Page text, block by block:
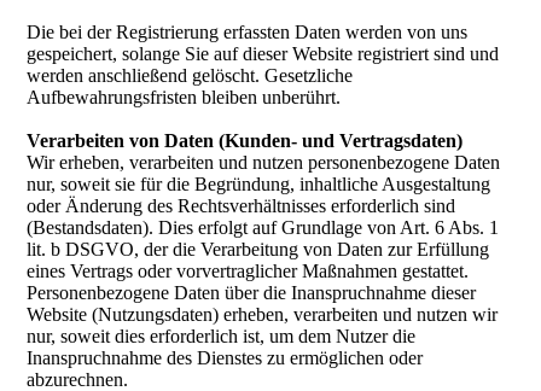
Die bei der Registrierung erfassten Daten werden von uns
gespeichert, solange Sie auf dieser Website registriert sind und
werden anschließend gelöscht. Gesetzliche
Aufbewahrungsfristen bleiben unberührt.
Verarbeiten von Daten (Kunden- und Vertragsdaten)
Wir erheben, verarbeiten und nutzen personenbezogene Daten
nur, soweit sie für die Begründung, inhaltliche Ausgestaltung
oder Änderung des Rechtsverhältnisses erforderlich sind
(Bestandsdaten). Dies erfolgt auf Grundlage von Art. 6 Abs. 1
lit. b DSGVO, der die Verarbeitung von Daten zur Erfüllung
eines Vertrags oder vorvertraglicher Maßnahmen gestattet.
Personenbezogene Daten über die Inanspruchnahme dieser
Website (Nutzungsdaten) erheben, verarbeiten und nutzen wir
nur, soweit dies erforderlich ist, um dem Nutzer die
Inanspruchnahme des Dienstes zu ermöglichen oder
abzurechnen.